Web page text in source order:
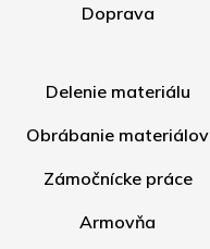
Doprava
Delenie materiálu
Obrábanie materiálov
Zámočnícke práce
Armovňa